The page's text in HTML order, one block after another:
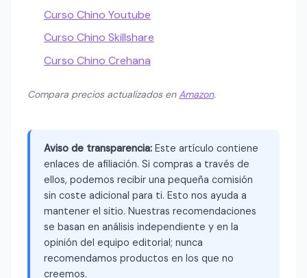
Curso Chino Youtube
Curso Chino Skillshare
Curso Chino Crehana
Compara precios actualizados enAmazon.
Aviso de transparencia: Este artículo contiene
enlaces de afiliación. Si compras a través de
ellos, podemos recibir una pequeña comisión
sin coste adicional para ti. Esto nos ayuda a
mantener el sitio. Nuestras recomendaciones
se basan en análisis independiente y en la
opinión del equipo editorial; nunca
recomendamos productos en los que no
creemos.